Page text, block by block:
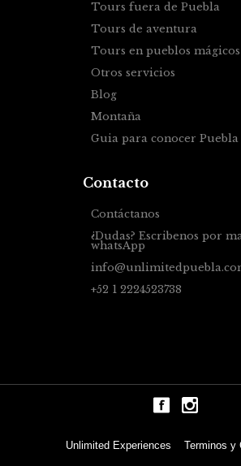
Tours fuera de Puebla
Tours de aventura
Tours en pueblos mágicos
Otros servicios
Blog
Montaña
Guia para conocer Puebla
Contacto
Contáctanos
¿Dudas? Escribenos por
whatsApp
+52 1 2224523738
Unlimited Experiences Terminos y